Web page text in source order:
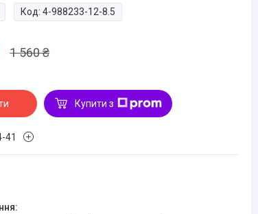
Код:4-988233-12-8.5
1 560 ₴
Купити з
41